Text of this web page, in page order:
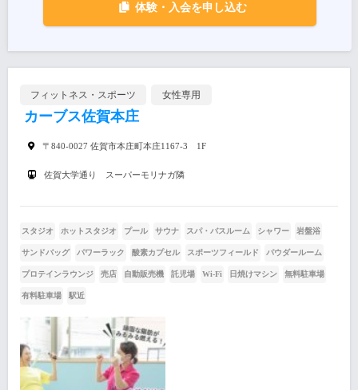
体験・入会を申し込む
フィットネス・スポーツ 女性専用
カーブス佐賀本庄
〒840-0027 佐賀市本庄町本庄1167-3 1F
佐賀大学通り スーパーモリナガ隣
スタジオ ホットスタジオ プール サウナ スパ・バスルーム シャワー 岩盤浴
サンドバッグ パワーラック 酸素カプセル スポーツフィールド パウダールーム
プロテインラウンジ 売店 自動販売機 託児場 Wi-Fi 日焼けマシン 無料駐車場
有料駐車場 駅近